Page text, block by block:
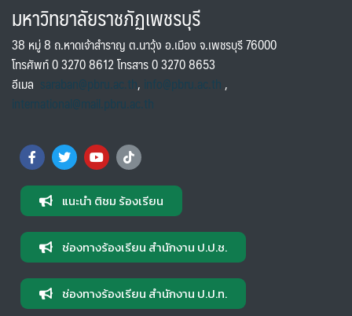
มหาวิทยาลัยราชภัฏเพชรบุรี
38 หมู่ 8 ถ.หาดเจ้าสำราญ ต.นาวุ้ง อ.เมือง จ.เพชรบุรี 76000
โทรศัพท์ 0 3270 8612 โทรสาร 0 3270 8653
อีเมล saraban@pbru.ac.th, info@pbru.ac.th,
international@mail.pbru.ac.th
แนะนำ ติชม ร้องเรียน
ช่องทางร้องเรียน สำนักงาน ป.ป.ช.
ช่องทางร้องเรียน สำนักงาน ป.ป.ท.